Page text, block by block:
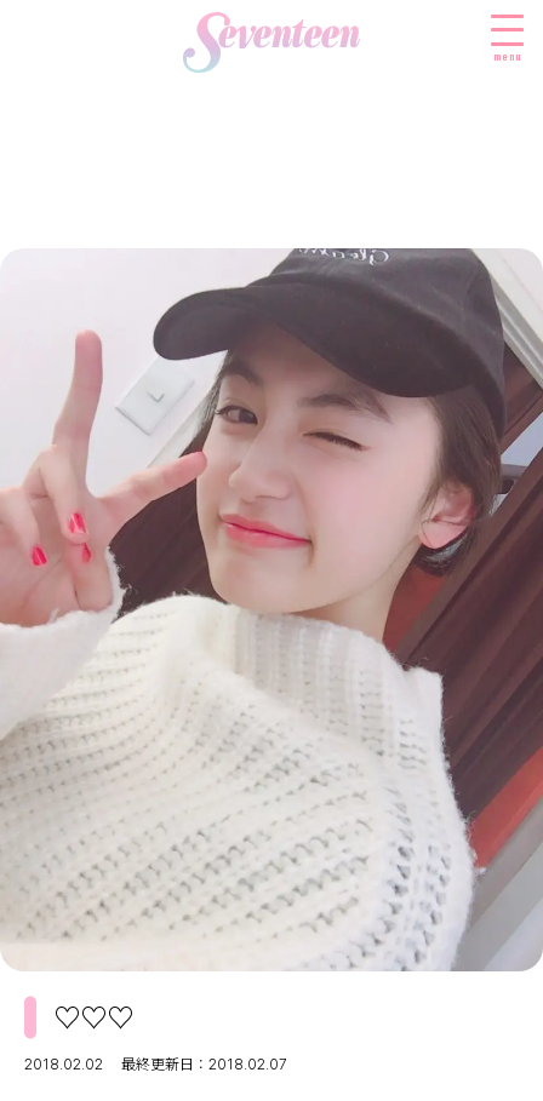
menu
ファッションニュース
着回し
着痩せ
ビューティニュース
トレンドメイク
ベストコスメ
ヘアアレンジ・ヘアケア
スキンケア
ボディケア
SCHOOL
スクールニュース
制服コーデ
学校ヘアメイク
勉強・受験・進路
ENTERTAINMENT
エンタメニュース
なにわ男子
K-POP
LIFESTYLE
ライフスタイルニュース
JKランキング・アワード
モデルの購入品
おでかけ
お悩み相談
JK TREND
JKトレンドニュース
MODELS
MODEL'S BLOG
TikTok
Instagram
YouTube
FORTUNE
ゲッターズ飯田
MISS SEVENTEEN
ミスセブンティーンニュース
MAGAZINE
バックナンバー
INFORMATION
Seventeen
♡♡♡
2018.02.02 最終更新日：2018.02.07